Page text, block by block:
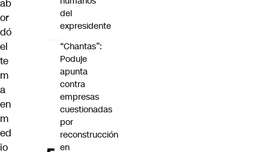
ab
or
dó
el
te
m
a
en
m
ed
io
del
expresidente
“Chantas”:
Poduje
apunta
contra
empresas
cuestionadas
por
reconstrucción
en